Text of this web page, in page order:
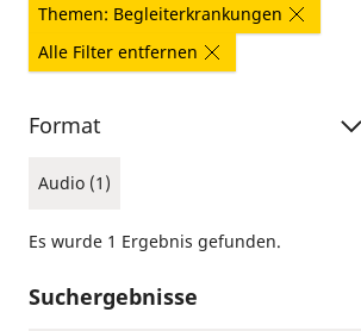
Themen: Begleiterkrankungen
Alle Filter entfernen
Format
Audio (1)
Es wurde 1 Ergebnis gefunden.
Suchergebnisse